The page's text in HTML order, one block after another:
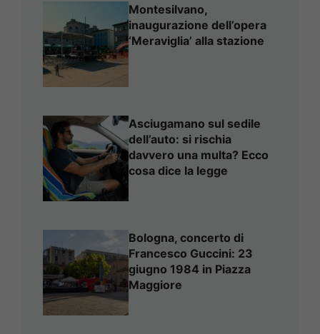
Montesilvano,
inaugurazione dell’opera
‘Meraviglia’ alla stazione
Asciugamano sul sedile
dell’auto: si rischia
davvero una multa? Ecco
cosa dice la legge
Bologna, concerto di
Francesco Guccini: 23
giugno 1984 in Piazza
Maggiore